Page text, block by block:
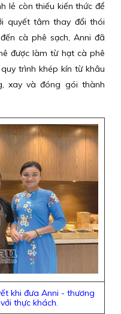
lẻ còn thiếu kiến thức để
quyết tâm thay đổi thói
cà phê sạch, Anni đã
được làm từ hạt cà phê
trình khép kín từ khâu
xay và đóng gói thành
khi đưa Anni - thương
thực khách.